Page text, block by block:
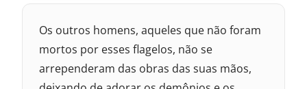
Os outros homens, aqueles que não foram
mortos por esses flagelos, não se
arrependeram das obras das suas mãos,